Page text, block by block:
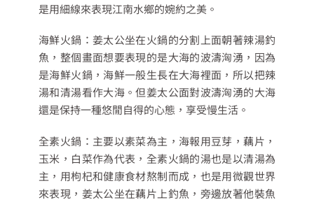
是用細線來表現江南水鄉的婉約之美。
海鮮火鍋：姜太公坐在火鍋的分割上面朝著辣湯釣
魚，整個畫面想要表現的是大海的波濤洶湧，因為
是海鮮火鍋，海鮮一般生長在大海裡面，所以把辣
湯和清湯看作大海。但姜太公面對波濤洶湧的大海
還是保持一種悠閒自得的心態，享受慢生活。
全素火鍋：主要以素菜為主，海報用豆芽，藕片，
玉米，白菜作為代表，全素火鍋的湯也是以清湯為
主，用枸杞和健康食材熬制而成，也是用微觀世界
來表現，姜太公坐在藕片上釣魚，旁邊放著他裝魚